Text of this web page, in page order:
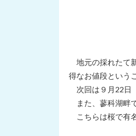
地元の採れたて
得なお値段という
次回は９月22日
また、蓼科湖畔
こちらは桜で有